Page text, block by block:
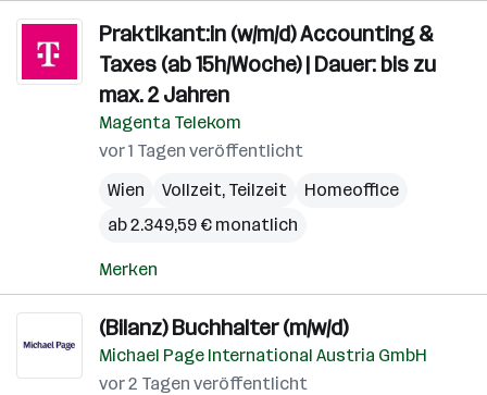
Praktikant:in (w/m/d) Accounting &
Taxes (ab 15h/Woche) | Dauer: bis zu
max. 2 Jahren
Magenta Telekom
vor 1 Tagen veröffentlicht
Wien
Vollzeit, Teilzeit
Homeoffice
ab 2.349,59 € monatlich
Merken
(Bilanz) Buchhalter (m/w/d)
Michael Page International Austria GmbH
vor 2 Tagen veröffentlicht